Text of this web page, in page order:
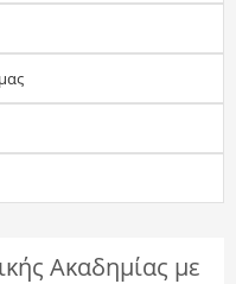
Ακαδημίας με